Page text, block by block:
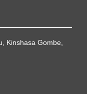
Kinshasa Gombe,